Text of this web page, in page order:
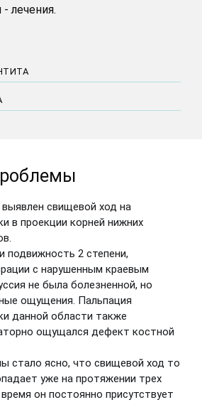
лечения.
свищевой ход на
в проекции корней нижних
подвижность 2 степени,
с нарушенным краевым
не была болезненной, но
ощущения. Пальпация
данной области также
ощущался дефект костной
стало ясно, что свищевой ход то
уже на протяжении трех
он постоянно присутствует